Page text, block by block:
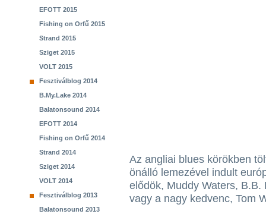
EFOTT 2015
Fishing on Orfű 2015
Strand 2015
Sziget 2015
VOLT 2015
Fesztiválblog 2014
B.My.Lake 2014
Balatonsound 2014
EFOTT 2014
Fishing on Orfű 2014
Strand 2014
Sziget 2014
VOLT 2014
Fesztiválblog 2013
Balatonsound 2013
Az angliai blues körökben
önálló lemezével indult
elődök, Muddy Waters,
vagy a nagy kedvenc, Tom